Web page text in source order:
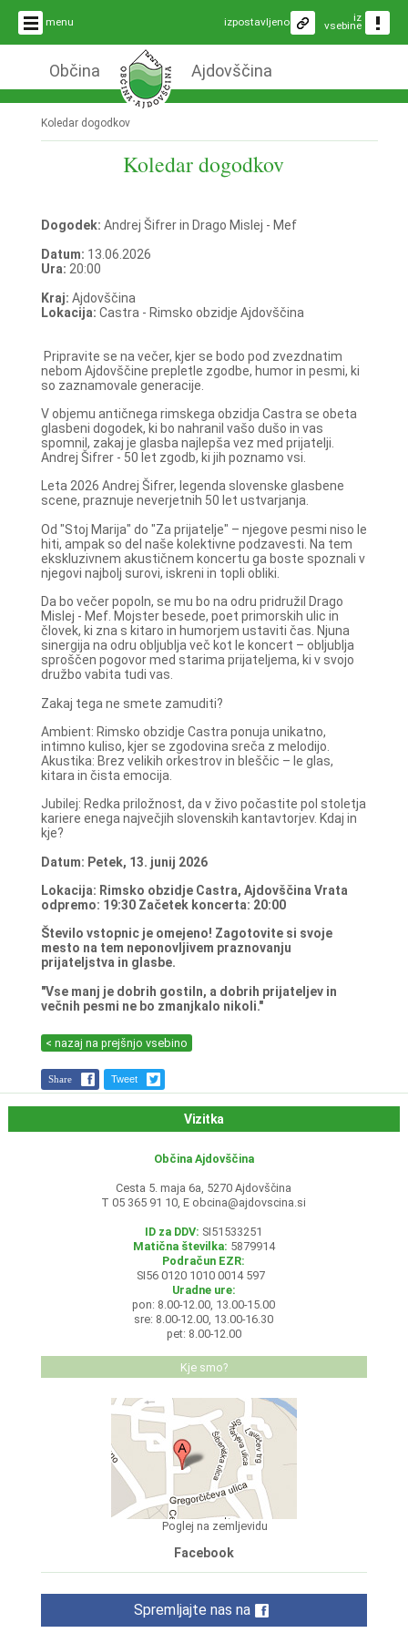
menu iz
vsebine
izpostavljeno
Občina Ajdovščina
Koledar dogodkov
Koledar dogodkov
Dogodek: Andrej Šifrer in Drago Mislej - Mef
Datum: 13.06.2026
Ura: 20:00
Kraj: Ajdovščina
Lokacija: Castra - Rimsko obzidje Ajdovščina
Pripravite se na večer, kjer se bodo pod zvezdnatim
nebom Ajdovščine prepletle zgodbe, humor in pesmi, ki
so zaznamovale generacije.
V objemu antičnega rimskega obzidja Castra se obeta
glasbeni dogodek, ki bo nahranil vašo dušo in vas
spomnil, zakaj je glasba najlepša vez med prijatelji.
Andrej Šifrer - 50 let zgodb, ki jih poznamo vsi.
Leta 2026 Andrej Šifrer, legenda slovenske glasbene
scene, praznuje neverjetnih 50 let ustvarjanja.
Od "Stoj Marija" do "Za prijatelje" – njegove pesmi niso le
hiti, ampak so del naše kolektivne podzavesti. Na tem
ekskluzivnem akustičnem koncertu ga boste spoznali v
njegovi najbolj surovi, iskreni in topli obliki.
Da bo večer popoln, se mu bo na odru pridružil Drago
Mislej - Mef. Mojster besede, poet primorskih ulic in
človek, ki zna s kitaro in humorjem ustaviti čas. Njuna
sinergija na odru obljublja več kot le koncert – obljublja
sproščen pogovor med starima prijateljema, ki v svojo
družbo vabita tudi vas.
Zakaj tega ne smete zamuditi?
Ambient: Rimsko obzidje Castra ponuja unikatno,
intimno kuliso, kjer se zgodovina sreča z melodijo.
Akustika: Brez velikih orkestrov in bleščic – le glas,
kitara in čista emocija.
Jubilej: Redka priložnost, da v živo počastite pol stoletja
kariere enega največjih slovenskih kantavtorjev. Kdaj in
kje?
Datum: Petek, 13. junij 2026
Lokacija: Rimsko obzidje Castra, Ajdovščina Vrata
odpremo: 19:30Začetek koncerta: 20:00
Število vstopnic je omejeno! Zagotovite si svoje
mesto na tem neponovljivem praznovanju
prijateljstva in glasbe.
"Vse manj je dobrih gostiln, a dobrih prijateljev in
večnih pesmi ne bo zmanjkalo nikoli."
< nazaj na prejšnjo vsebino
Share Tweet
Vizitka
Občina Ajdovščina
Cesta 5. maja 6a, 5270 Ajdovščina
T 05 365 91 10, E obcina@ajdovscina.si
ID za DDV: SI51533251
Matična številka: 5879914
Podračun EZR:
SI56 0120 1010 0014 597
Uradne ure:
pon: 8.00-12.00, 13.00-15.00
sre: 8.00-12.00, 13.00-16.30
pet: 8.00-12.00
Kje smo?
Poglej na zemljevidu
Facebook
Spremljajte nas na